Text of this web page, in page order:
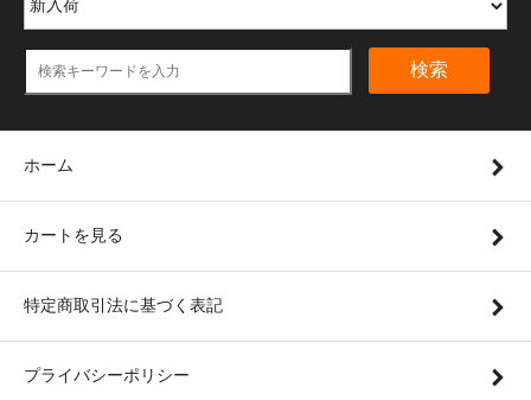
検索
ホーム
カートを見る
特定商取引法に基づく表記
プライバシーポリシー